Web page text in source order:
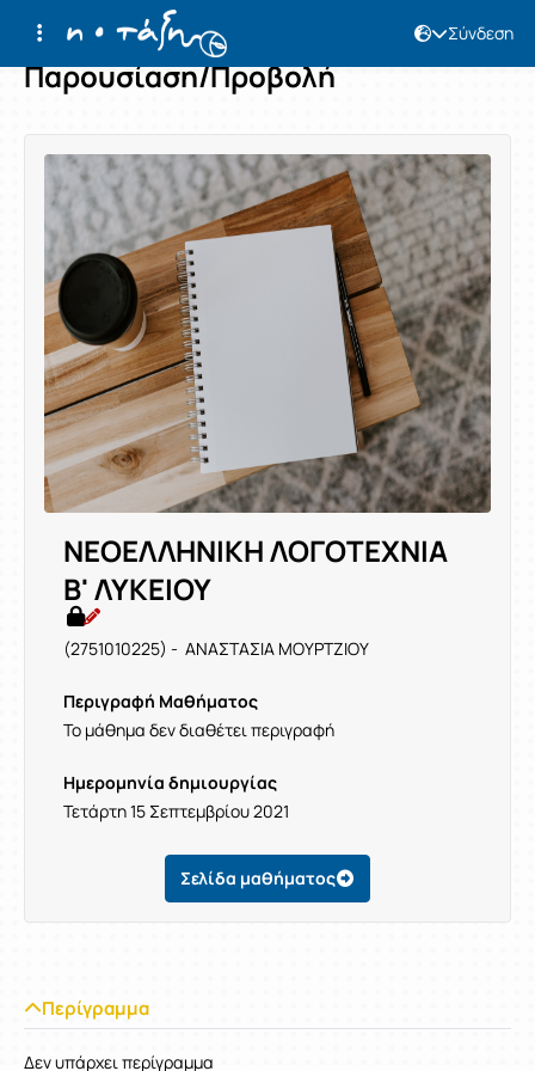
Σύνδεση
Παρουσίαση/Προβολή
ΝΕΟΕΛΛΗΝΙΚΗ ΛΟΓΟΤΕΧΝΙΑ
Β' ΛΥΚΕΙΟΥ
(2751010225) - ΑΝΑΣΤΑΣΙΑ ΜΟΥΡΤΖΙΟΥ
Περιγραφή Μαθήματος
Το μάθημα δεν διαθέτει περιγραφή
Ημερομηνία δημιουργίας
Τετάρτη 15 Σεπτεμβρίου 2021
Σελίδα μαθήματος
Περίγραμμα
Δεν υπάρχει περίγραμμα